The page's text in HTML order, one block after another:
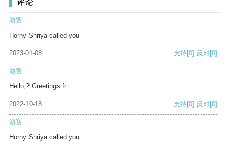
评论
游客
Horny Shriya called you
2023-01-08 支持[0] 反对[0]
游客
Hello,? Greetings fr
2022-10-18 支持[0] 反对[0]
游客
Horny Shriya called you